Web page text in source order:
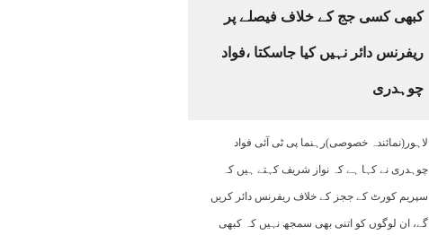
کبھی کسی جج کے خلاف فیصلے پر
ریفرنس دائر نہیں کیا جاسکتا ،فواد
چوہدری
لاہور(نمائندہ خصوصی)رہنما پی ٹی آئی فواد
چوہدری نے کہا ہے کہ نواز شریف کہتے ہیں کہ
سپریم کورٹ کے ججز کے خلاف ریفرنس دائر کریں
گے، ان لوگوں کو اتنی بھی سمجھ نہیں کہ کبھی